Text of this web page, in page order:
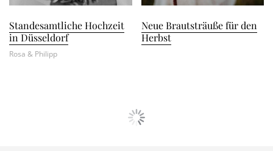
Standesamtliche Hochzeit
in Düsseldorf
Rosa & Philipp
Neue Brautsträuße für den
Herbst
FLORISTIK